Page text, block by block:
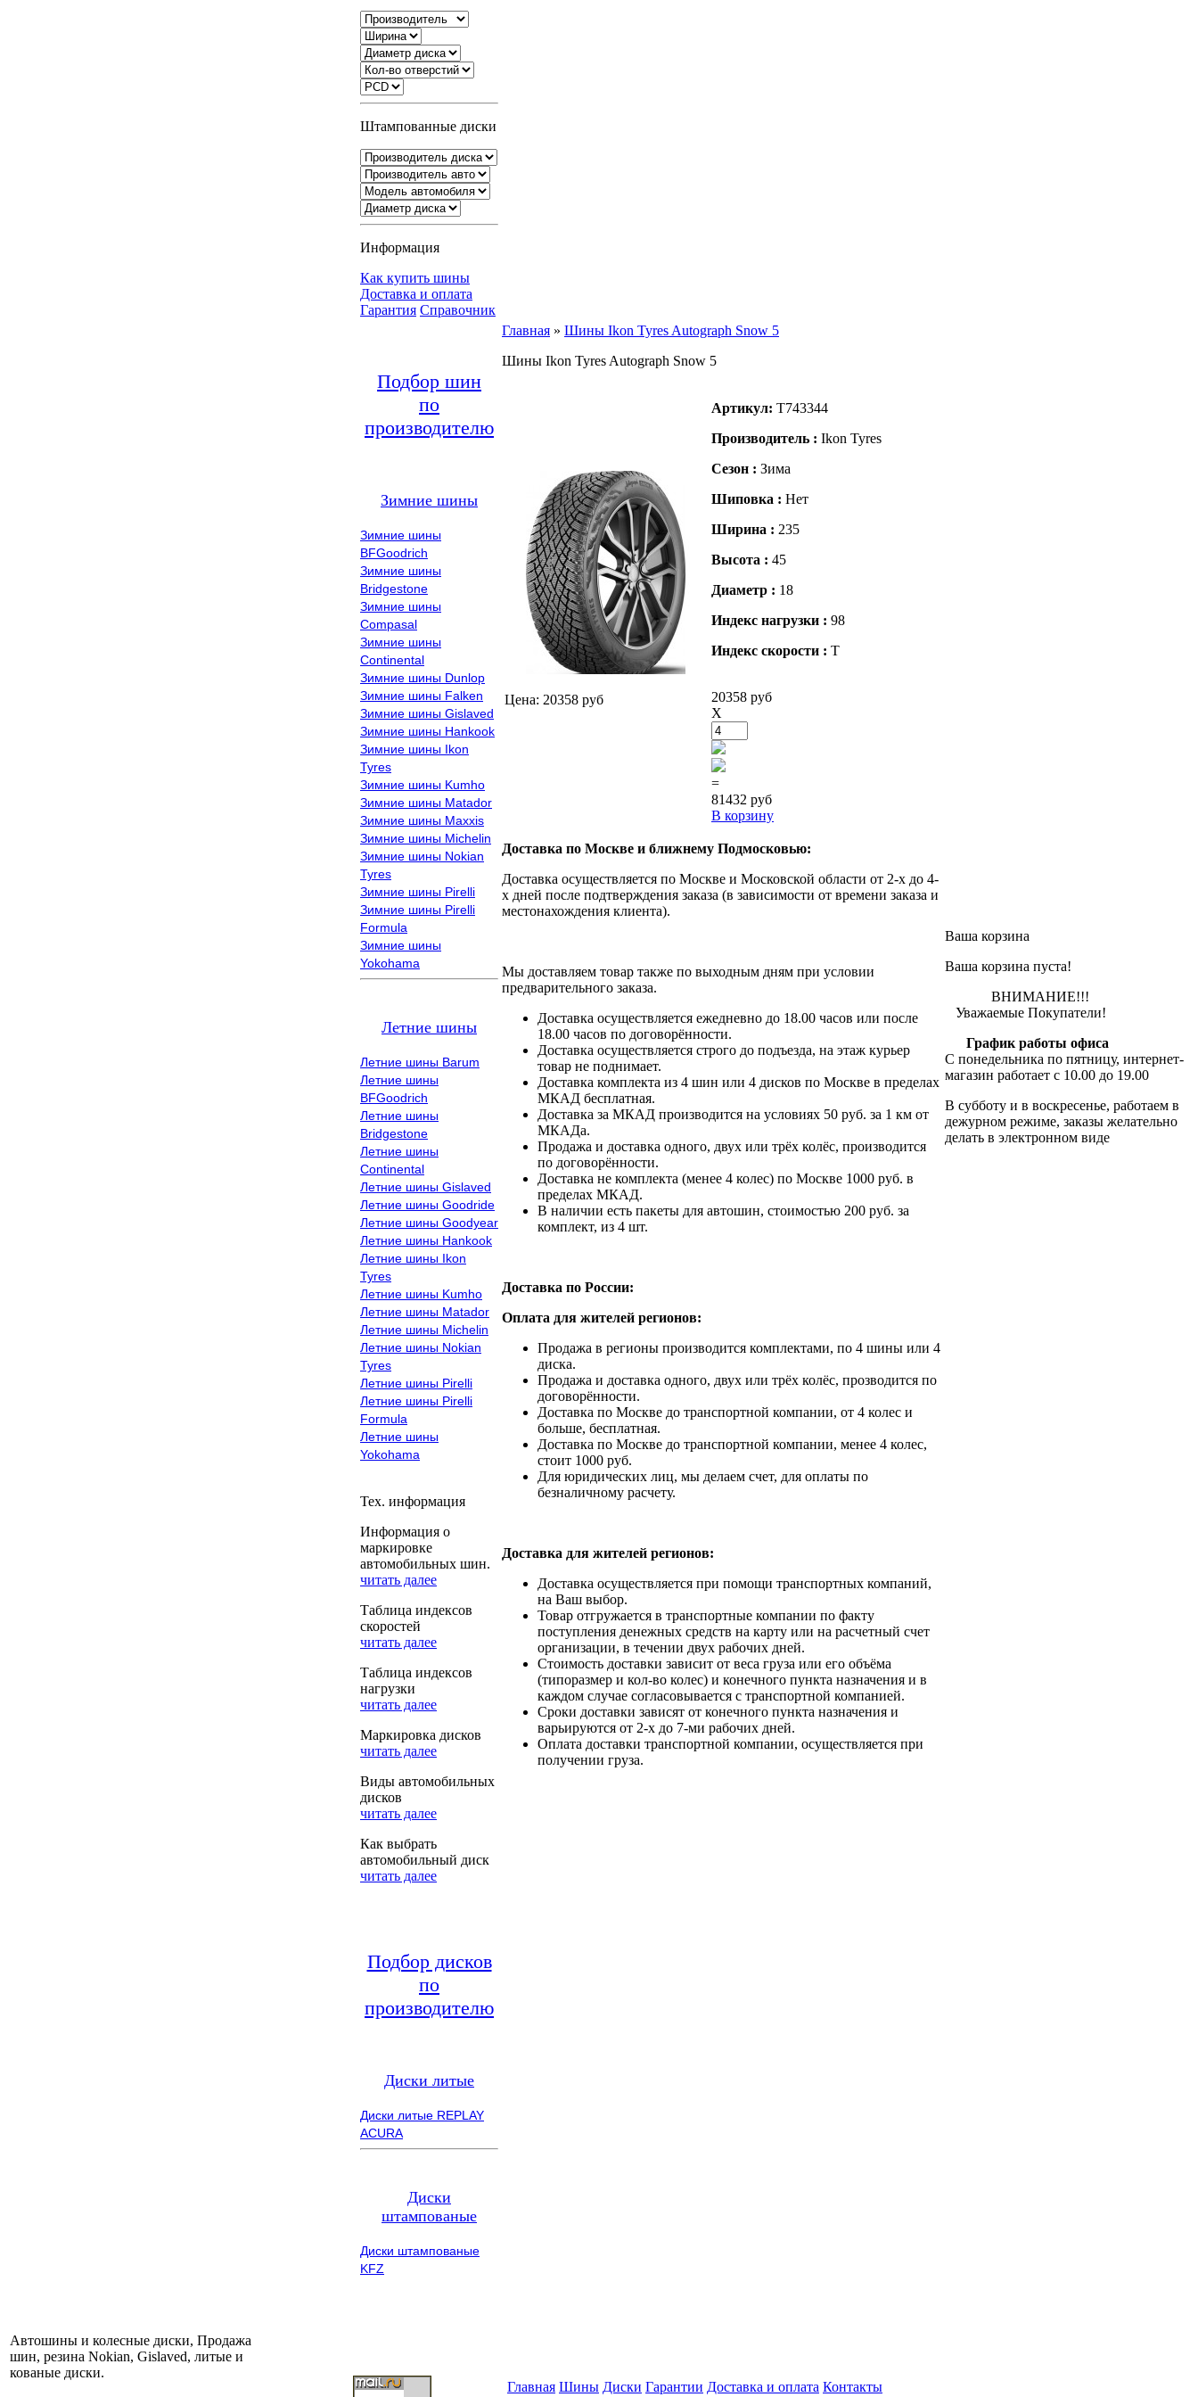
Штампованные диски
Информация
Как купить шины
Доставка и оплата
Гарантия Справочник
Подбор шин
по
производителю
Зимние шины
Зимние шины
BFGoodrich
Зимние шины
Bridgestone
Зимние шины
Compasal
Зимние шины
Continental
Зимние шины Dunlop
Зимние шины Falken
Зимние шины Gislaved
Зимние шины Hankook
Зимние шины Ikon
Tyres
Зимние шины Kumho
Зимние шины Matador
Зимние шины Maxxis
Зимние шины Michelin
Зимние шины Nokian
Tyres
Зимние шины Pirelli
Зимние шины Pirelli
Formula
Зимние шины
Yokohama
Летние шины
Летние шины Barum
Летние шины
BFGoodrich
Летние шины
Bridgestone
Летние шины
Continental
Летние шины Gislaved
Летние шины Goodride
Летние шины Goodyear
Летние шины Hankook
Летние шины Ikon
Tyres
Летние шины Kumho
Летние шины Matador
Летние шины Michelin
Летние шины Nokian
Tyres
Летние шины Pirelli
Летние шины Pirelli
Formula
Летние шины
Yokohama
Тех. информация
Информация о
маркировке
автомобильных шин.
читать далее
Таблица индексов
скоростей
читать далее
Таблица индексов
нагрузки
читать далее
Маркировка дисков
читать далее
Виды автомобильных
дисков
читать далее
Как выбрать
автомобильный диск
читать далее
Подбор дисков
по
производителю
Диски литые
Диски литые REPLAY
ACURA
Диски
штампованые
Диски штампованые
KFZ
Главная » Шины Ikon Tyres Autograph Snow 5
Шины Ikon Tyres Autograph Snow 5
Цена: 20358 руб
Артикул: T743344
Производитель : Ikon Tyres
Сезон : Зима
Шиповка : Нет
Ширина : 235
Высота : 45
Диаметр : 18
Индекс нагрузки : 98
Индекс скорости : T
20358 руб
X
=
81432 руб
В корзину
Доставка по Москве и ближнему Подмосковью:
Доставка осуществляется по Москве и Московской области от 2-х до 4-
х дней после подтверждения заказа (в зависимости от времени заказа и
местонахождения клиента).
Мы доставляем товар также по выходным дням при условии
предварительного заказа.
Доставка осуществляется ежедневно до 18.00 часов или после
18.00 часов по договорённости.
Доставка осуществляется строго до подъезда, на этаж курьер
товар не поднимает.
Доставка комплекта из 4 шин или 4 дисков по Москве в пределах
МКАД бесплатная.
Доставка за МКАД производится на условиях 50 руб. за 1 км от
МКАДа.
Продажа и доставка одного, двух или трёх колёс, производится
по договорённости.
Доставка не комплекта (менее 4 колес) по Москве 1000 руб. в
пределах МКАД.
В наличии есть пакеты для автошин, стоимостью 200 руб. за
комплект, из 4 шт.
Доставка по России:
Оплата для жителей регионов:
Продажа в регионы производится комплектами, по 4 шины или 4
диска.
Продажа и доставка одного, двух или трёх колёс, прозводится по
договорённости.
Доставка по Москве до транспортной компании, от 4 колес и
больше, бесплатная.
Доставка по Москве до транспортной компании, менее 4 колес,
стоит 1000 руб.
Для юридических лиц, мы делаем счет, для оплаты по
безналичному расчету.
Доставка для жителей регионов:
Доставка осуществляется при помощи транспортных компаний,
на Ваш выбор.
Товар отгружается в транспортные компании по факту
поступления денежных средств на карту или на расчетный счет
организации, в течении двух рабочих дней.
Стоимость доставки зависит от веса груза или его объёма
(типоразмер и кол-во колес) и конечного пункта назначения и в
каждом случае согласовывается с транспортной компанией.
Сроки доставки зависят от конечного пункта назначения и
варьируются от 2-х до 7-ми рабочих дней.
Оплата доставки транспортной компании, осуществляется при
получении груза.
Ваша корзина
Ваша корзина пуста!
ВНИМАНИЕ!!!
Уважаемые Покупатели!
График работы офиса
С понедельника по пятницу, интернет-
магазин работает с 10.00 до 19.00
В субботу и в воскресенье, работаем в
дежурном режиме, заказы желательно
делать в электронном виде
Автошины и колесные диски, Продажа
шин, резина Nokian, Gislaved, литые и
кованые диски.
Главная Шины Диски Гарантии Доставка и оплата Контакты